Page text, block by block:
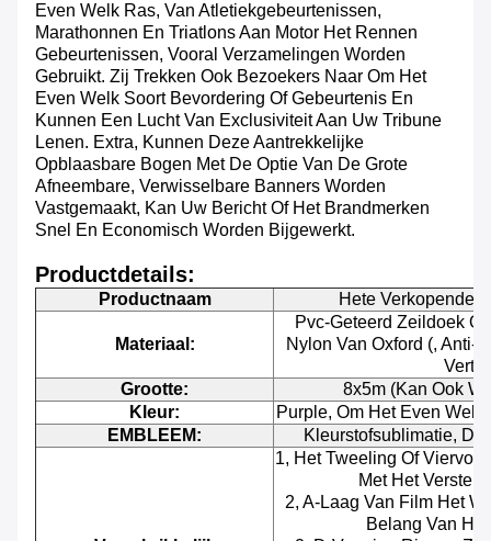
Even Welk Ras, Van Atletiekgebeurtenissen,
Marathonnen En Triatlons Aan Motor Het Rennen
Gebeurtenissen, Vooral Verzamelingen Worden
Gebruikt. Zij Trekken Ook Bezoekers Naar Om Het
Even Welk Soort Bevordering Of Gebeurtenis En
Kunnen Een Lucht Van Exclusiviteit Aan Uw Tribune
Lenen. Extra, Kunnen Deze Aantrekkelijke
Opblaasbare Bogen MetDe Optie Van De Grote
Afneembare, Verwisselbare Banners Worden
Vastgemaakt, Kan Uw Bericht Of Het Brandmerken
Snel En Economisch Worden Bijgewerkt.
Productdetails:
Productnaam Hete Verkopende
Materiaal:
Pvc-Geteerd Zeildoek
Nylon Van Oxford (, Anti-
Grootte:
8x5m (kan Ook
Kleur:
Purple, Om Het Even
EMBLEEM:
Kleurstofsublimatie,
1, Het Tweeling Of
Met Het
2, A-Laag Van Film Het
Belang Van